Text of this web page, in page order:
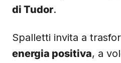
di Tudor.
Spalletti invita a
energia positiva, a